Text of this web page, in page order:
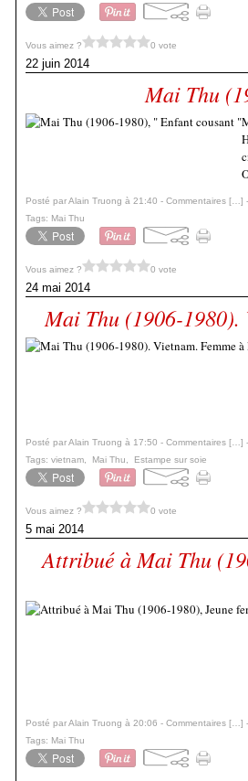
Vous aimez ? 0 vote
22 juin 2014
Mai Thu
Posté par Alain Truong à 21:40 - Commentaires [ ]
Tags: Mai Thu
Vous aimez ? 0 vote
24 mai 2014
Mai Thu (1906-1980).
Posté par Alain Truong à 17:50 - Commentaires [ ]
Tags: vietnam Mai Thu Estampe sur soie
Vous aimez ? 0 vote
5 mai 2014
Attribué à Mai Thu
Posté par Alain Truong à 20:06 - Commentaires [ ]
Tags: Mai Thu